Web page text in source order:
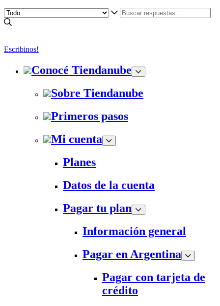
Escribinos!
Conocé Tiendanube
Sobre Tiendanube
Primeros pasos
Mi cuenta
Planes
Datos de la cuenta
Pagar tu plan
Información general
Pagar en Argentina
Pagar con tarjeta de
crédito